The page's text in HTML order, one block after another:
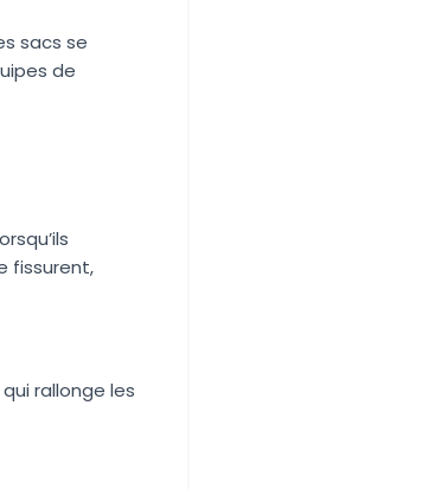
sacs se
de
fissurent,
rallonge les